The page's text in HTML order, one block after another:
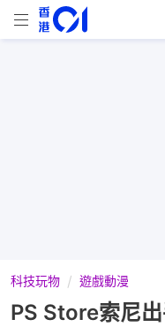
科技玩物 遊戲動漫
PS Store索尼